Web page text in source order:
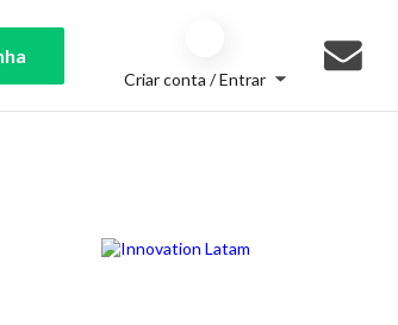
Criar conta / Entrar